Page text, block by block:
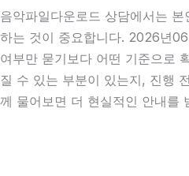
음악파일다운로드 상담에서는
하는 것이 중요합니다. 2026년
여부만 묻기보다 어떤 기준으로
질 수 있는 부분이 있는지, 진행
께 물어보면 더 현실적인 안내를